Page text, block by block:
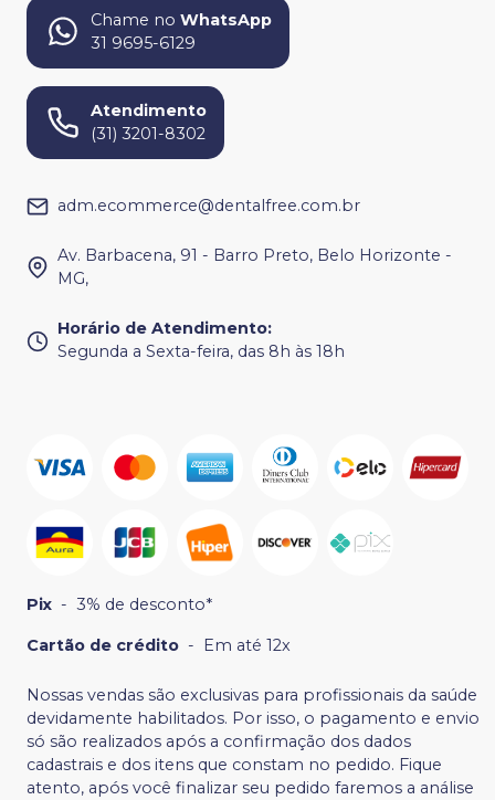
Chame no WhatsApp
31 9695-6129
Atendimento
(31) 3201-8302
adm.ecommerce@dentalfree.com.br
Av. Barbacena, 91 - Barro Preto, Belo Horizonte -
MG,
Horário de Atendimento:
Segunda a Sexta-feira, das 8h às 18h
Pix - 3% de desconto*
Cartão de crédito - Em até 12x
Nossas vendas são exclusivas para profissionais da saúde
devidamente habilitados. Por isso, o pagamento e envio
só são realizados após a confirmação dos dados
cadastrais e dos itens que constam no pedido. Fique
atento, após você finalizar seu pedido faremos a análise